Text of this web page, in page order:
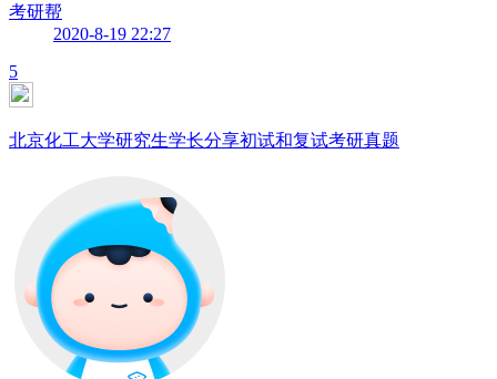
考研帮
2020-8-19 22:27
5
北京化工大学研究生学长分享初试和复试考研真题